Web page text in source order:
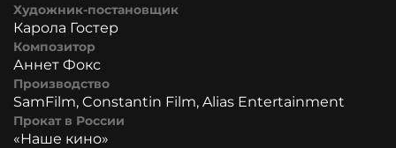
Художник-постановщик
Карола Гостер
Композитор
Аннет Фокс
Производство
SamFilm, Constantin Film, Alias Entertainment
Прокат в России
«Наше кино»